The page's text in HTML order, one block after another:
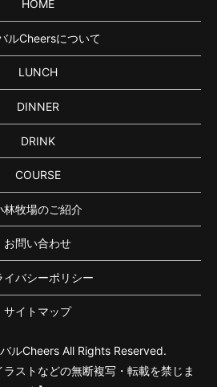
HOME
ルCheersについて
LUNCH
DINNER
DRINK
COURSE
林牧場のご紹介
お問い合わせ
イバシーポリシー
サイトマップ
ルCheers All Rights Reserved.
ラストなどの無断複写・転載を禁じま